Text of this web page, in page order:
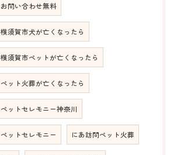
お問い合わせ無料
横須賀市犬が亡くなったら
横須賀市ペットが亡くなったら
ペット火葬が亡くなったら
ペットセレモニー神奈川
ペットセレモニー にあ訪問ペット火葬